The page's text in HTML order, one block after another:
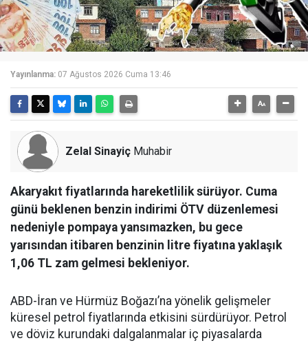
Yayınlanma: 07 Ağustos 2026 Cuma 13:46
Zelal Sinayiç Muhabir
Akaryakıt fiyatlarında hareketlilik sürüyor. Cuma
günü beklenen benzin indirimi ÖTV düzenlemesi
nedeniyle pompaya yansımazken, bu gece
yarısından itibaren benzinin litre fiyatına yaklaşık
1,06 TL zam gelmesi bekleniyor.
ABD-İran ve Hürmüz Boğazı’na yönelik gelişmeler
küresel petrol fiyatlarında etkisini sürdürüyor. Petrol
ve döviz kurundaki dalgalanmalar iç piyasalarda